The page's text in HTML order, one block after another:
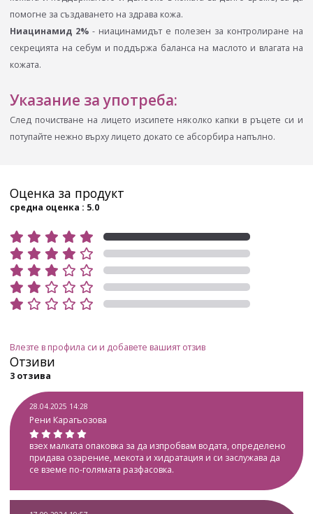
помогне за създаването на здрава кожа.
Ниацинамид 2% - ниацинамидът е полезен за контролиране на
секрецията на себум и поддържа баланса на маслото и влагата на
кожата.
Указание за употреба:
След почистване на лицето изсипете няколко капки в ръцете си и
потупайте нежно върху лицето докато се абсорбира напълно.
Отзиви
3 отзива
28.04.2025 14:28
Рени Карагьозова
взех малката опаковка за да изпробвам водата, определено
придава озарение, мекота и хидратация и си заслужава да
се вземе по-голямата разфасовка.
Оценка за продукт
средна оценка : 5.0
Влезте в профила си и добавете вашият отзив